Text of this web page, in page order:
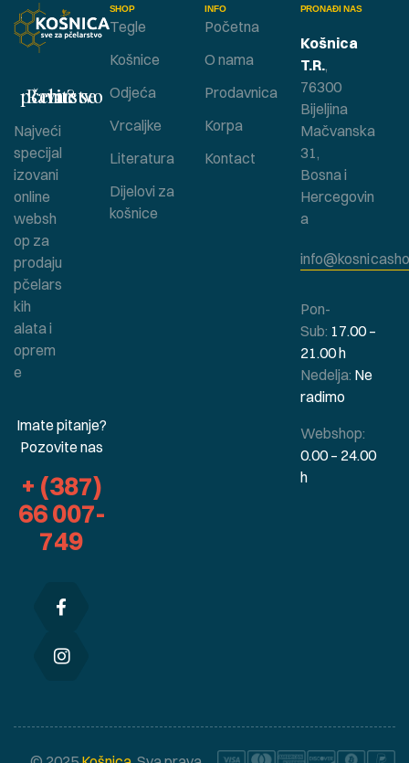
SHOP
Tegle
Košnice
Odjeća
Vrcaljke
Literatura
Dijelovi za
košnice
INFO
Početna
O nama
Prodavnica
Korpa
Kontact
Bavite se pčelarstvom ?
Najveći
specijal
izovani
online
websh
op za
prodaju
pčelars
kih
alata i
oprem
e
Imate pitanje?
Pozovite nas
+ (387)
66 007-
749
PRONAĐI NAS
Košnica
T.R.,
76300
Bijeljina
Mačvanska
31,
Bosna i
Hercegovin
a
Pon-
Sub: 17.00 –
21.00 h
Nedelja: Ne
radimo
Webshop:
0.00 – 24.00
h